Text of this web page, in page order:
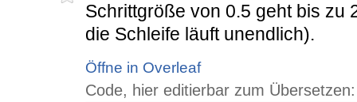
Schrittgröße von 0.5 geht bis zu
die Schleife läuft unendlich).
Öffne in Overleaf
Code, hier editierbar zum Übersetzen: